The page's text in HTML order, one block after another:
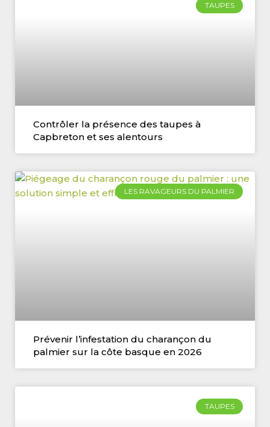
TAUPES
Contrôler la présence des taupes à
Capbreton et ses alentours
LES RAVAGEURS DU PALMIER
Prévenir l’infestation du charançon du
palmier sur la côte basque en 2026
TAUPES